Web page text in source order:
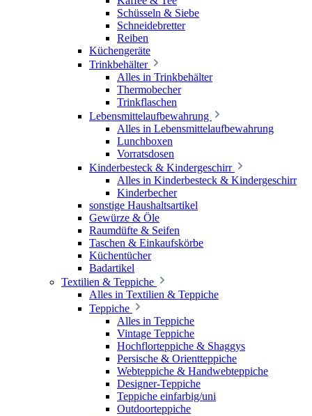
Schüsseln & Siebe
Schneidebretter
Reiben
Küchengeräte
Trinkbehälter
Alles in Trinkbehälter
Thermobecher
Trinkflaschen
Lebensmittelaufbewahrung
Alles in Lebensmittelaufbewahrung
Lunchboxen
Vorratsdosen
Kinderbesteck & Kindergeschirr
Alles in Kinderbesteck & Kindergeschirr
Kinderbecher
sonstige Haushaltsartikel
Gewürze & Öle
Raumdüfte & Seifen
Taschen & Einkaufskörbe
Küchentücher
Badartikel
Textilien & Teppiche
Alles in Textilien & Teppiche
Teppiche
Alles in Teppiche
Vintage Teppiche
Hochflorteppiche & Shaggys
Persische & Orientteppiche
Webteppiche & Handwebteppiche
Designer-Teppiche
Teppiche einfarbig/uni
Outdoorteppiche